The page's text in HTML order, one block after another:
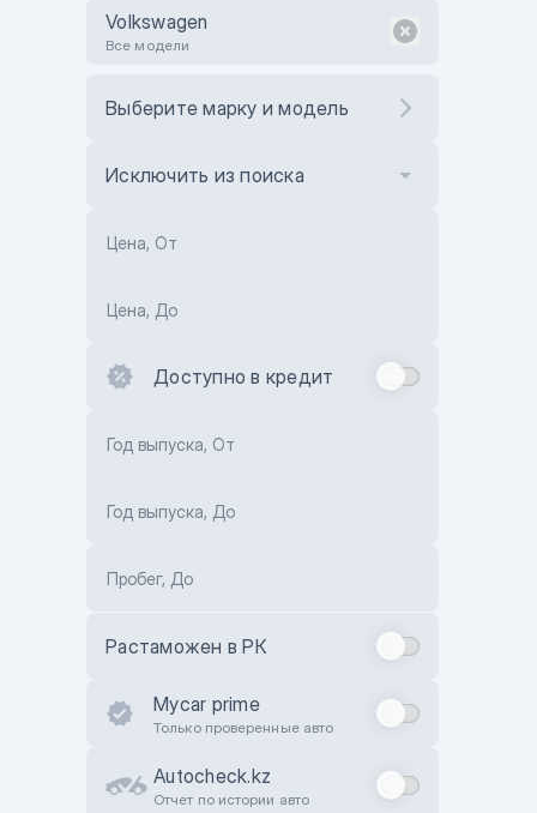
Volkswagen
Все модели
Выберите марку и модель
Исключить из поиска
Цена, От
Цена, До
Доступно в кредит
Год выпуска, От
Год выпуска, До
Пробег, До
Растаможен в РК
Mycar prime
Только проверенные авто
Autocheck.kz
Отчет по истории авто